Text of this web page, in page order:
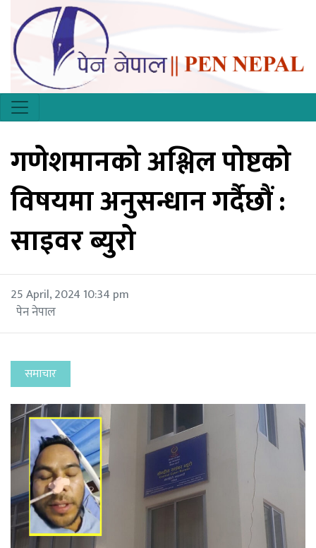
गणेशमानको अश्लिल पोष्टको
विषयमा अनुसन्धान गर्दैछौं :
साइवर ब्युरो
25 April, 2024 10:34 pm
पेन नेपाल
समाचार